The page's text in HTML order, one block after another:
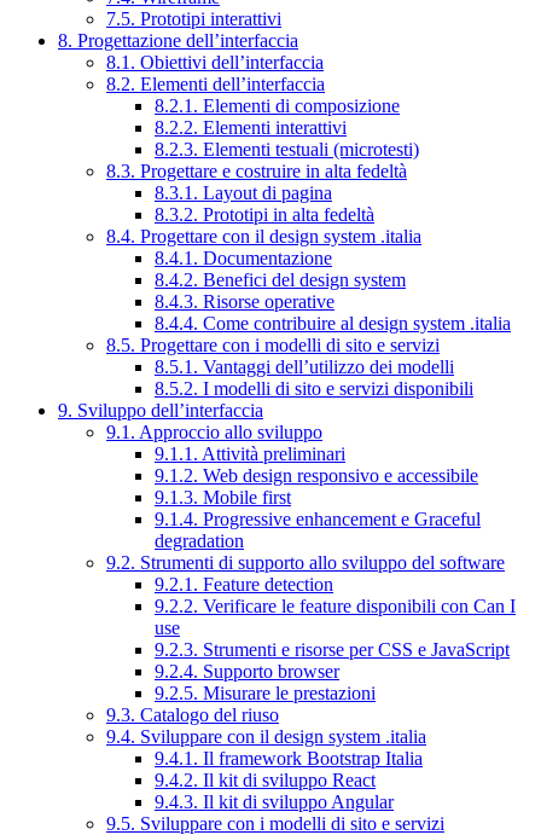
7.5. Prototipi interattivi
8. Progettazione dell’interfaccia
8.1. Obiettivi dell’interfaccia
8.2. Elementi dell’interfaccia
8.2.1. Elementi di composizione
8.2.2. Elementi interattivi
8.2.3. Elementi testuali (microtesti)
8.3. Progettare e costruire in alta fedeltà
8.3.1. Layout di pagina
8.3.2. Prototipi in alta fedeltà
8.4. Progettare con il design system .italia
8.4.1. Documentazione
8.4.2. Benefici del design system
8.4.3. Risorse operative
8.4.4. Come contribuire al design system .italia
8.5. Progettare con i modelli di sito e servizi
8.5.1. Vantaggi dell’utilizzo dei modelli
8.5.2. I modelli di sito e servizi disponibili
9. Sviluppo dell’interfaccia
9.1. Approccio allo sviluppo
9.1.1. Attività preliminari
9.1.2. Web design responsivo e accessibile
9.1.3. Mobile first
9.1.4. Progressive enhancement e Graceful
degradation
9.2. Strumenti di supporto allo sviluppo del software
9.2.1. Feature detection
9.2.2. Verificare le feature disponibili con Can I
use
9.2.3. Strumenti e risorse per CSS e JavaScript
9.2.4. Supporto browser
9.2.5. Misurare le prestazioni
9.3. Catalogo del riuso
9.4. Sviluppare con il design system .italia
9.4.1. Il framework Bootstrap Italia
9.4.2. Il kit di sviluppo React
9.4.3. Il kit di sviluppo Angular
9.5. Sviluppare con i modelli di sito e servizi